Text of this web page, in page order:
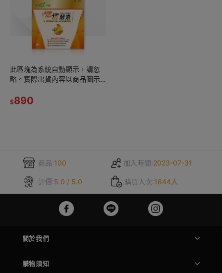
此區塊為系統自動顯示，請忽
略。實際出貨內容以商品圖示
$890
商品:100 加入時間:2023-07-31
評價:5.0 / 5.0 購買人次:1644人
關於我們
購物須知